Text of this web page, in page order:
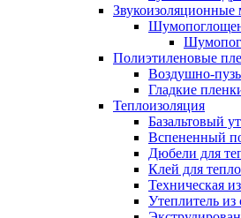
Звукоизоляционные
Полиэтиленовые
Воздушно-
Гладкие
Теплоизоляция
Базальтовый
Вспененный
Дюбели для
Клей для
Техническая
Утеплитель из